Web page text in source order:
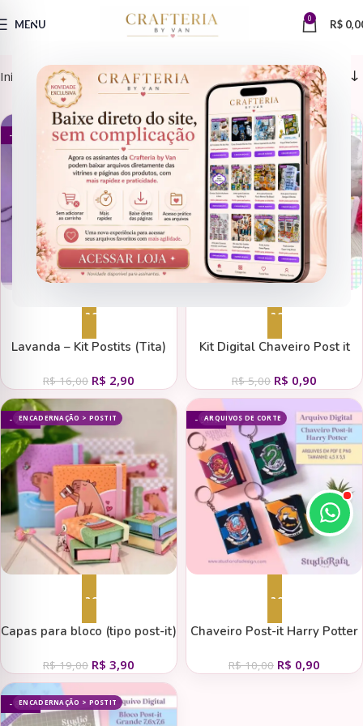
MENU 0 R$
Início Encadernação > Postit
- 82%
Adicionar ao carrinho
Lavanda – Kit Postits (Tita)
R$16,00 R$ 2,90
ENCADERNAÇÃO > POSTIT
- 82%
Adicionar ao carrinho
Kit Digital Chaveiro Post it
R$5,00 R$ 0,90
ENCADERNAÇÃO > POSTIT
- 79%
Adicionar ao carrinho
Capas para bloco (tipo post-it)
R$19,00 R$ 3,90
ARQUIVOS DE CORTE
- 91%
Adicionar ao carrinho
Chaveiro Post-it Harry Potter
R$10,00 R$ 0,90
ENCADERNAÇÃO > POSTIT
- 89%